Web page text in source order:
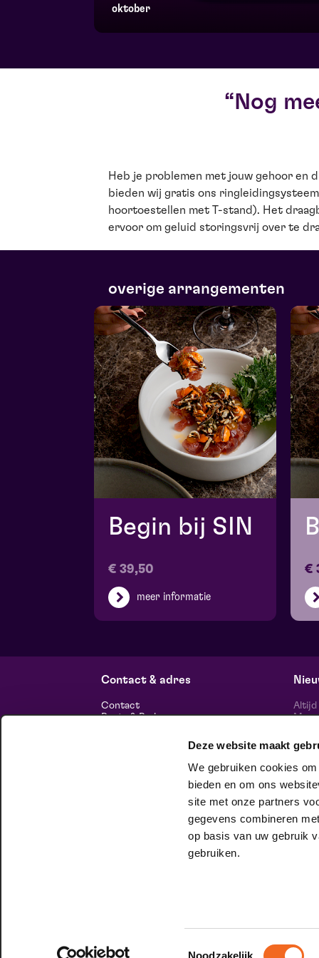
Deze website maakt
We gebruiken cookies
bieden en om ons
site met onze partners
gegevens combineren
op basis van uw gebruik
gebruiken.
Toestemmingsselectie
Noodzakelijk
oktober
Nog
Heb je problemen met jouw gehoor en
bieden wij gratis ons
hoortoestellen met T-stand). Het
ervoor om geluid storingsvrij over te
Hierdoor kun je nog meer genieten
jouw gratis ringleiding hier, je ontvangt
vertoon van dit ticket kun je
overige arrangementen
Begin bij SIN
€ 39,50
meer informatie
€
Contact & adres
Contact
Route & Parkeren
Duurzaam ondernemen
Altijd
volg